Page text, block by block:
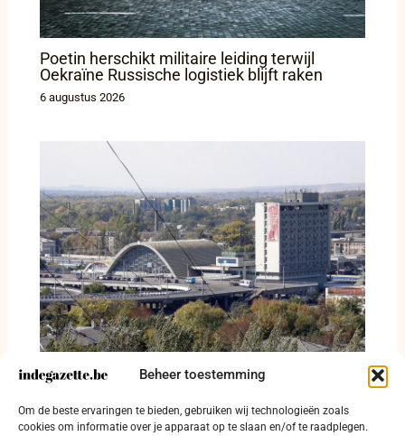
Beheer toestemming
Om de beste ervaringen te bieden, gebruiken wij technologieën zoals
cookies om informatie over je apparaat op te slaan en/of te raadplegen.
Poetin herschikt militaire leiding terwijl
Oekraïne Russische logistiek blijft raken
6 augustus 2026
Rusland stuurt tieners uit bezet Loehansk
naar militair opleidingskamp